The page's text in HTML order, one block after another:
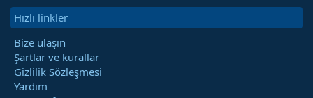
Hızlı linkler
Bize ulaşın
Şartlar ve kurallar
Gizlilik Sözleşmesi
Yardım